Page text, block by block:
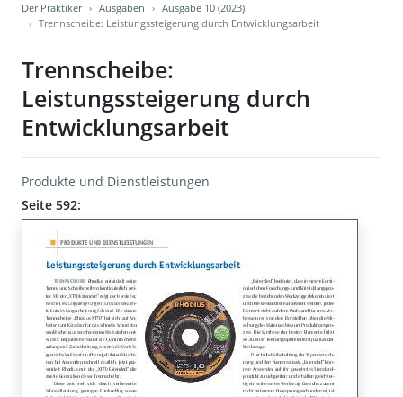
Der Praktiker Ausgaben
Ausgabe 10 (2023)
Trennscheibe: Leistungssteigerung durch Entwicklungsarbeit
Trennscheibe:
Leistungssteigerung durch
Entwicklungsarbeit
Produkte und Dienstleistungen
Seite 592: